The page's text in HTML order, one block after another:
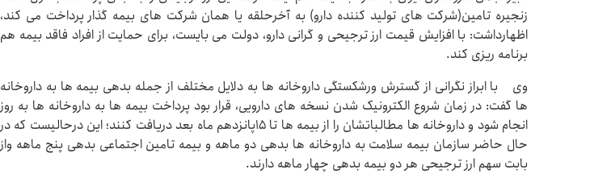
زنجیره تامین(شرکت های تولید کننده دارو) به آخرحلقه یا همان شرکت های بیمه گذار پرداخت می کند،
اظهارداشت: با افزایش قیمت ارز ترجیحی و گرانی دارو، دولت می بایست، برای حمایت از افراد فاقد بیمه هم
برنامه ریزی کند.
‎وی با ابراز نگرانی از گسترش ورشکستگی داروخانه ها به دلایل مختلف از جمله بدهی بیمه ها به داروخانه
ها گفت: در زمان شروع الکترونیک شدن نسخه های دارویی، قرار بود پرداخت بیمه ها به داروخانه ها به روز
انجام شود و داروخانه ها مطالباتشان را از بیمه ها تا ۱۵پانزدهم ماه بعد دریافت کنند؛ این درحالیست که در
حال حاضر سازمان بیمه سلامت به داروخانه ها بدهی دو ماهه و بیمه تامین اجتماعی بدهی پنج ماهه واز
بابت سهم ارز ترجیحی هر دو بیمه بدهی چهار ماهه دارند.